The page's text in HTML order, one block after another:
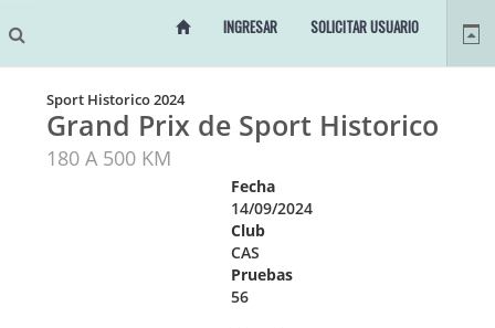
INGRESAR SOLICITAR USUARIO
Sport Historico 2024
Grand Prix de Sport Historico
180 A 500 KM
Fecha
14/09/2024
Club
CAS
Pruebas
56